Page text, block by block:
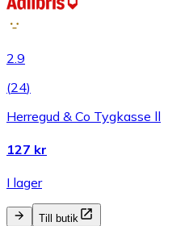
2.9
(24)
Herregud & Co Tygkasse ll
127 kr
I lager
Till butik